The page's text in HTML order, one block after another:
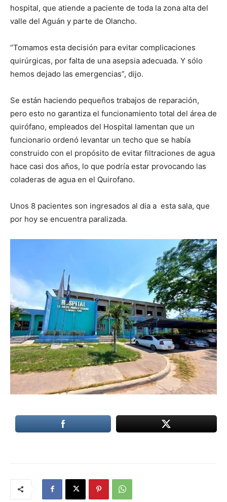
hospital, que atiende a paciente de toda la zona alta del
valle del Aguán y parte de Olancho.
“Tomamos esta decisión para evitar complicaciones
quirúrgicas, por falta de una asepsia adecuada. Y sólo
hemos dejado las emergencias”, dijo.
Se están haciendo pequeños trabajos de reparación,
pero esto no garantiza el funcionamiento total del área de
quirófano, empleados del Hospital lamentan que un
funcionario ordenó levantar un techo que se había
construido con el propósito de evitar filtraciones de agua
hace casi dos años, lo que podría estar provocando las
coladeras de agua en el Quirofano.
Unos 8 pacientes son ingresados al dia a esta sala, que
por hoy se encuentra paralizada.